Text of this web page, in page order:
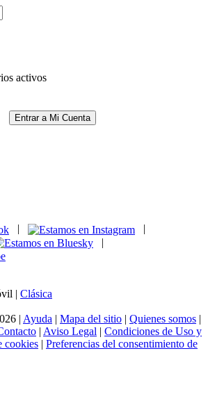
activos
Entrar a Mi Cuenta
|
| Clásica
| Ayuda | Mapa del sitio | Quienes somos |
| Aviso Legal | Condiciones de Uso y
cookies | Preferencias del consentimiento de